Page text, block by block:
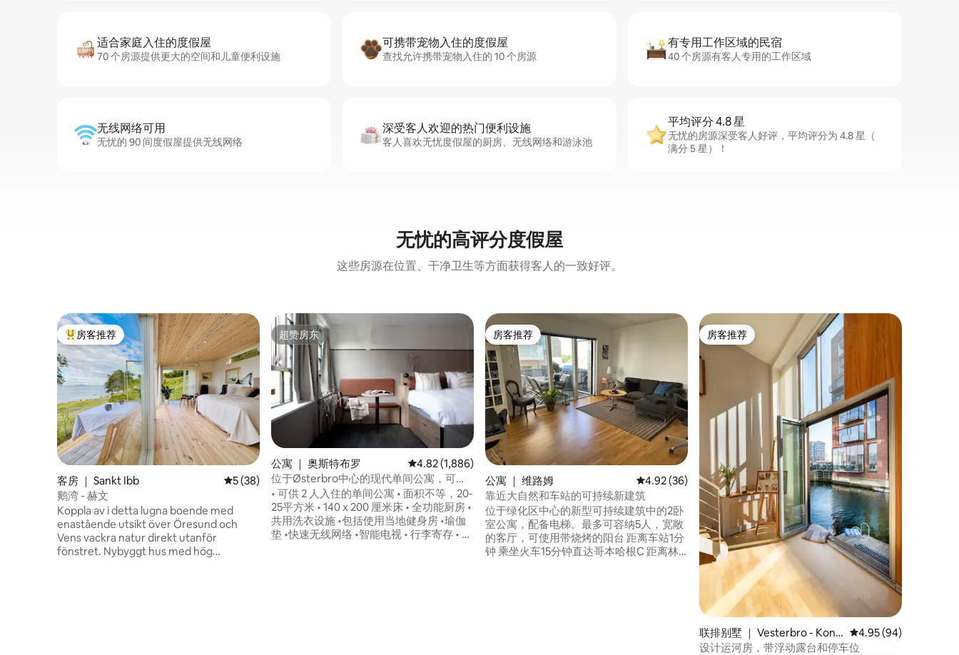
适合家庭入住的度假屋
70 个房源提供更大的空间和儿童便利设施
可携带宠物入住的度假屋
查找允许携带宠物入住的 10 个房源
有专用工作区域的民宿
40 个房源有客人专用的工作区域
无线网络可用
无忧的 90 间度假屋提供无线网络
深受客人欢迎的热门便利设施
客人喜欢无忧度假屋的厨房、无线网络和游泳池
平均评分 4.8 星
无忧的房源深受客人好评，平均评分为 4.8 星（
满分 5 星）！
无忧的高评分度假屋
这些房源在位置、干净卫生等方面获得客人的一致好评。
热门「房客推荐」
房客推荐
客房 ｜ Sankt Ibb 平均评分 5 分（满分 5 分），共 38 条评价
5 (38)
鹅湾 - 赫文
Koppla av i detta lugna boende med
enastående utsikt över Öresund och
Vens vackra natur direkt utanför
fönstret. Nybyggt hus med hög
超赞房东
超赞房东
公寓 ｜ 奥斯特布罗 平均评分 4.82 分（满分 5 分），共 1,886 条评价
4.82 (1,886)
位于Østerbro中心的现代单间公寓，可住2
人
• 可供 2 人入住的单间公寓 • 面积不等，20-
25平方米 • 140 x 200 厘米床 • 全功能厨房 •
共用洗衣设施 •包括使用当地健身房 •瑜伽
垫 •快速无线网络 •智能电视 • 行李寄存 • 可
房客推荐
房客推荐
公寓 ｜ 维路姆 平均评分 4.92 分（满分 5 分），共 36 条评价
4.92 (36)
靠近大自然和车站的可持续新建筑
位于绿化区中心的新型可持续建筑中的2卧
室公寓，配备电梯。最多可容纳5人，宽敞
的客厅，可使用带烧烤的阳台 距离车站1分
钟 乘坐火车15分钟直达哥本哈根C 距离林
房客推荐
房客推荐
联排别墅 ｜ Vesterbro - Kong
ens Enghave
平均评分 4.95 分（满
4.95 (94)
设计运河房，带浮动露台和停车位